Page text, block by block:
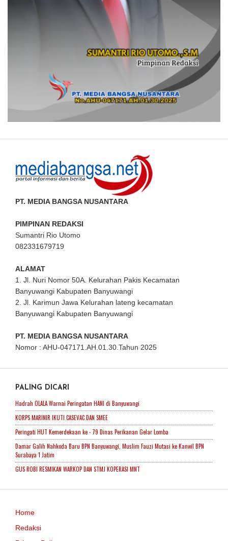
PT. MEDIA BANGSA NUSANTARA
PIMPINAN REDAKSI
Sumantri Rio Utomo
082331679719
ALAMAT
1. Jl. Nuri Nomor 50A. Kelurahan Pakis Kecamatan
Banyuwangi Kabupaten Banyuwangi
2. Jl. Karimun Jawa Kelurahan lateng kecamatan
Banyuwangi Kabupaten Banyuwangi
PT. MEDIA BANGSA NUSANTARA
Nomor : AHU-047171.AH.01.30.Tahun 2025
PALING DICARI
Hadrah OLALA Warnai Peringatan HANI di Banyuwangi
KORPS MARINIR IKUTI CASEVAC DAN SMEE
Peringati HUT Kemerdekaan ke - 79 Dinas Perikanan Gelar Lomba
Damar Galih Nahkoda Baru BPN Banyuwangi, Muslim Fauzi Mutasi ke Kanwil BPN
Surabaya 1 Jatim
GUS ROBI RESMIKAN WARKOP DAN STMJ KOPERASI MNT
Home
Redaksi